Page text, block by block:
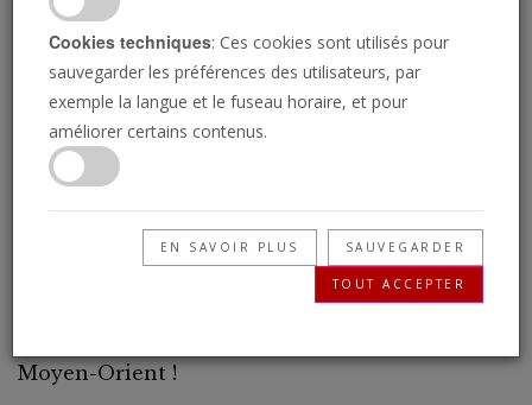
L'Iran et la Corée du
Nord se rapprochent
dans une crise
Alors que la Corée du Nord vole les gros titres
Moyen-Orient !
Cookies techniques: Ces cookies sont utilisés pour
sauvegarder les préférences des utilisateurs, par
exemple la langue et le fuseau horaire, et pour
améliorer certains contenus.
EN SAVOIR PLUS SAUVEGARDER
TOUT ACCEPTER